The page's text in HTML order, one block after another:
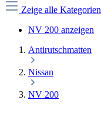
Zeige alle Kategorien
NV 200 anzeigen
Antirutschmatten
Nissan
NV 200